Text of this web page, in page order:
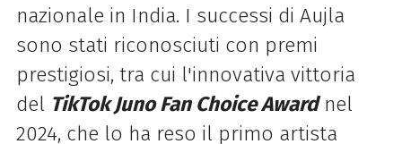
nazionale in India. I successi di Aujla
sono stati riconosciuti con premi
prestigiosi, tra cui l'innovativa vittoria
del TikTok Juno Fan Choice Awardnel
2024, che lo ha reso il primo artista